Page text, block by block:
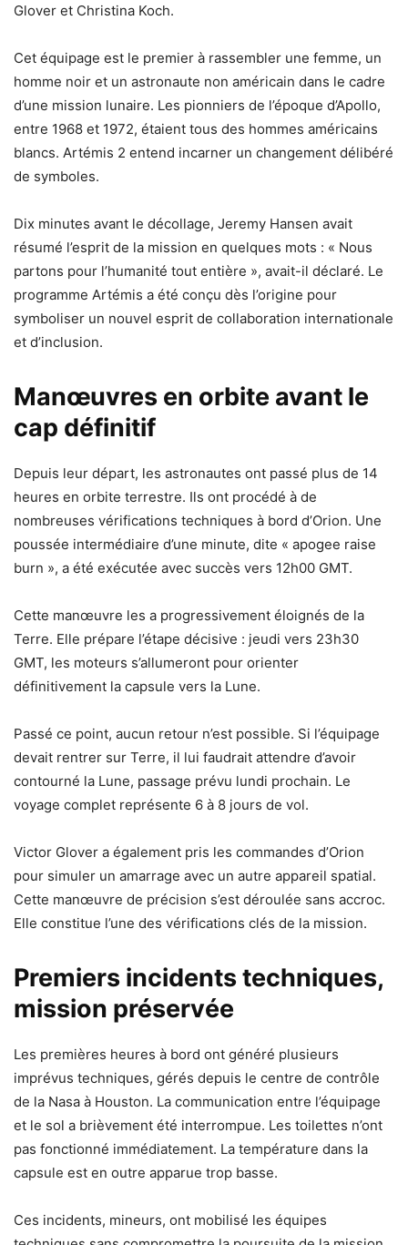
Glover et Christina Koch.
Cet équipage est le premier à rassembler une femme, un
homme noir et un astronaute non américain dans le cadre
d’une mission lunaire. Les pionniers de l’époque d’Apollo,
entre 1968 et 1972, étaient tous des hommes américains
blancs. Artémis 2 entend incarner un changement délibéré
de symboles.
Dix minutes avant le décollage, Jeremy Hansen avait
résumé l’esprit de la mission en quelques mots : « Nous
partons pour l’humanité tout entière », avait-il déclaré. Le
programme Artémis a été conçu dès l’origine pour
symboliser un nouvel esprit de collaboration internationale
et d’inclusion.
Manœuvres en orbite avant le
cap définitif
Depuis leur départ, les astronautes ont passé plus de 14
heures en orbite terrestre. Ils ont procédé à de
nombreuses vérifications techniques à bord d’Orion. Une
poussée intermédiaire d’une minute, dite « apogee raise
burn », a été exécutée avec succès vers 12h00 GMT.
Cette manœuvre les a progressivement éloignés de la
Terre. Elle prépare l’étape décisive : jeudi vers 23h30
GMT, les moteurs s’allumeront pour orienter
définitivement la capsule vers la Lune.
Passé ce point, aucun retour n’est possible. Si l’équipage
devait rentrer sur Terre, il lui faudrait attendre d’avoir
contourné la Lune, passage prévu lundi prochain. Le
voyage complet représente 6 à 8 jours de vol.
Victor Glover a également pris les commandes d’Orion
pour simuler un amarrage avec un autre appareil spatial.
Cette manœuvre de précision s’est déroulée sans accroc.
Elle constitue l’une des vérifications clés de la mission.
Premiers incidents techniques,
mission préservée
Les premières heures à bord ont généré plusieurs
imprévus techniques, gérés depuis le centre de contrôle
de la Nasa à Houston. La communication entre l’équipage
et le sol a brièvement été interrompue. Les toilettes n’ont
pas fonctionné immédiatement. La température dans la
capsule est en outre apparue trop basse.
Ces incidents, mineurs, ont mobilisé les équipes